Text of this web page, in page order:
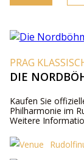
PRAG
DIE
Kaufen Sie
Philharmonie im
Weitere